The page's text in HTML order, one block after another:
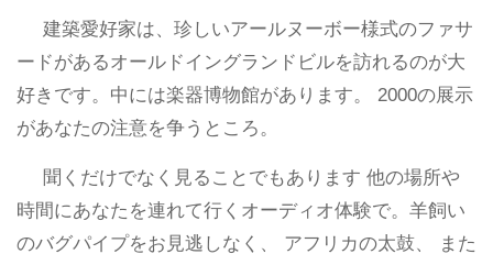
建築愛好家は、珍しいアールヌーボー様式のファサ
ードがあるオールドイングランドビルを訪れるのが大
好きです。中には楽器博物館があります。 2000の展示
があなたの注意を争うところ。
聞くだけでなく見ることでもあります 他の場所や
時間にあなたを連れて行くオーディオ体験で。羊飼い
のバグパイプをお見逃しなく、 アフリカの太鼓、 また